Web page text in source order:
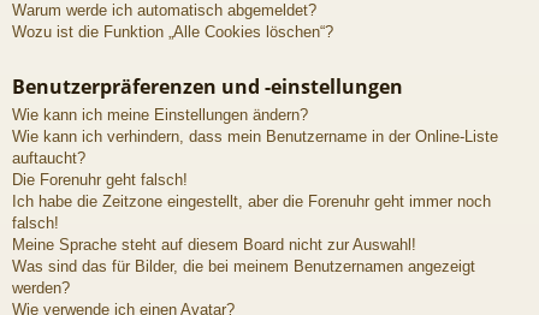
Warum werde ich automatisch abgemeldet?
Wozu ist die Funktion „Alle Cookies löschen“?
Benutzerpräferenzen und -einstellungen
Wie kann ich meine Einstellungen ändern?
Wie kann ich verhindern, dass mein Benutzername in der Online-Liste
auftaucht?
Die Forenuhr geht falsch!
Ich habe die Zeitzone eingestellt, aber die Forenuhr geht immer noch
falsch!
Meine Sprache steht auf diesem Board nicht zur Auswahl!
Was sind das für Bilder, die bei meinem Benutzernamen angezeigt
werden?
Wie verwende ich einen Avatar?